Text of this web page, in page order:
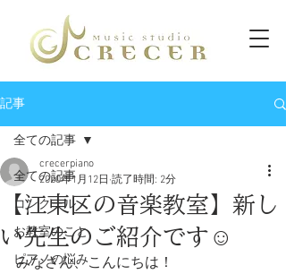
記事
全ての記事
コンクール
お教室のこと
ピアノの悩み
全ての記事
【江東区の音楽教室】新し
い先生のご紹介です☺️
crecerpiano
2020年1月12日 読了時間: 2分
みなさん、こんにちは！